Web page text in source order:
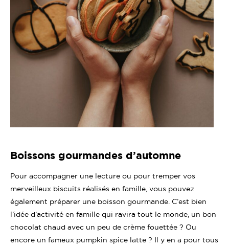
Boissons gourmandes d’automne
Pour accompagner une lecture ou pour tremper vos
merveilleux biscuits réalisés en famille, vous pouvez
également préparer une boisson gourmande. C’est bien
l’idée d’activité en famille qui ravira tout le monde, un bon
chocolat chaud avec un peu de crème fouettée ? Ou
encore un fameux pumpkin spice latte ? Il y en a pour tous